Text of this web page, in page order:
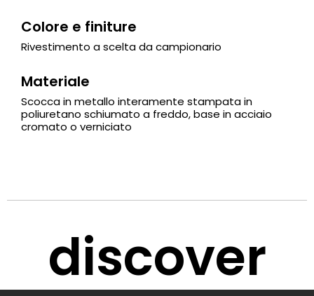
Colore e finiture
Rivestimento a scelta da campionario
Materiale
Scocca in metallo interamente stampata in
poliuretano schiumato a freddo, base in acciaio
cromato o verniciato
discover